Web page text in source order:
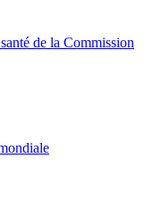
de la Commission